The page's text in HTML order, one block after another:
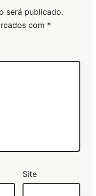
será publicado.
com *
Site